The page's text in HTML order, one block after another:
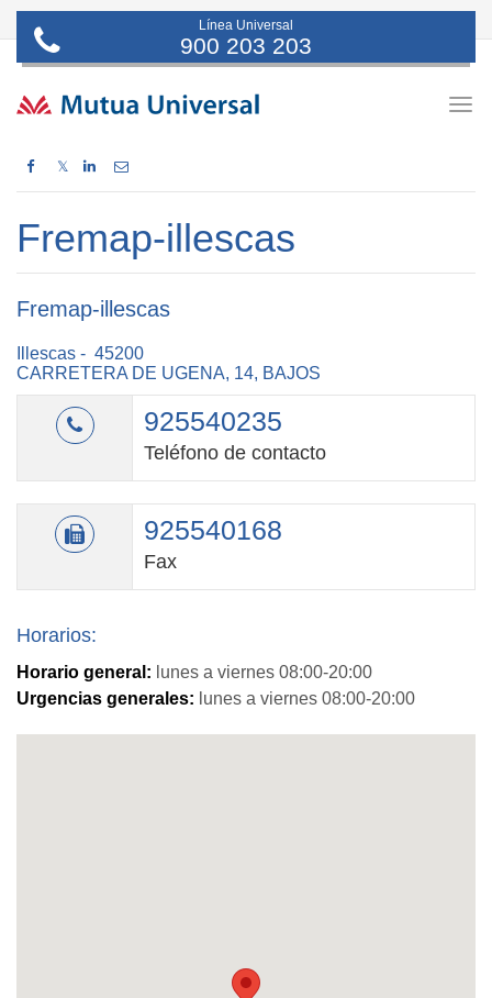
Línea Universal
900 203 203
𝕏
Fremap-illescas
Fremap-illescas
Illescas - 45200
CARRETERA DE UGENA, 14, BAJOS
925540235
Teléfono de contacto
925540168
Fax
Horarios:
Horario general: lunes a viernes 08:00-20:00
Urgencias generales: lunes a viernes 08:00-20:00